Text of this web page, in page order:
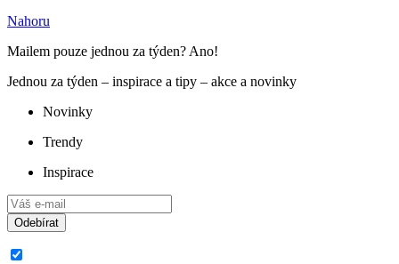
Nahoru
Mailem pouze jednou za týden? Ano!
Jednou za týden – inspirace a tipy – akce a novinky
Novinky
Trendy
Inspirace
Odebírat